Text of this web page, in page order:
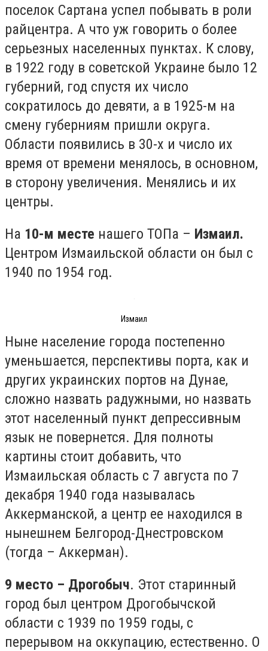
поселок Сартана успел побывать в роли
райцентра. А что уж говорить о более
серьезных населенных пунктах. К слову,
в 1922 году в советской Украине было 12
губерний, год спустя их число
сократилось до девяти, а в 1925-м на
смену губерниям пришли округа.
Области появились в 30-х и число их
время от времени менялось, в основном,
в сторону увеличения. Менялись и их
центры.
На 10-м месте нашего ТОПа – Измаил.
Центром Измаильской области он был с
1940 по 1954 год.
Измаил
Ныне население города постепенно
уменьшается, перспективы порта, как и
других украинских портов на Дунае,
сложно назвать радужными, но назвать
этот населенный пункт депрессивным
язык не повернется. Для полноты
картины стоит добавить, что
Измаильская область с 7 августа по 7
декабря 1940 года называлась
Аккерманской, а центр ее находился в
нынешнем Белгород-Днестровском
(тогда – Аккерман).
9 место – Дрогобыч. Этот старинный
город был центром Дрогобычской
области с 1939 по 1959 годы, с
перерывом на оккупацию, естественно. О